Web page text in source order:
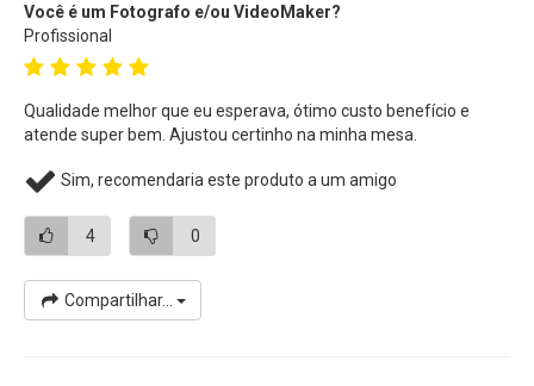
Você é um Fotografo e/ou VideoMaker?
Profissional
Qualidade melhor que eu esperava, ótimo custo benefício e
atende super bem. Ajustou certinho na minha mesa.
Sim, recomendaria este produto a um amigo
4 0
Compartilhar...